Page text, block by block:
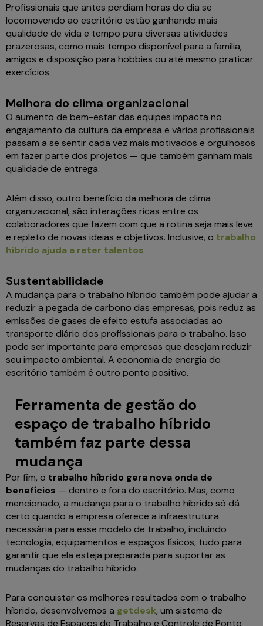
Profissionais que antes perdiam horas do dia se
locomovendo ao escritório estão ganhando mais
qualidade de vida e tempo para diversas atividades
prazerosas, como mais tempo disponível para a família,
amigos e disposição para hobbies ou até mesmo praticar
exercícios.
Melhora do clima organizacional
O aumento de bem-estar das equipes impacta no
engajamento da cultura da empresa e vários profissionais
passam a se sentir cada vez mais motivados e orgulhosos
em fazer parte dos projetos — que também ganham mais
qualidade de entrega.
Além disso, outro benefício da melhora de clima
organizacional, são interações ricas entre os
colaboradores que fazem com que a rotina seja mais leve
e repleto de novas ideias e objetivos. Inclusive, o trabalho
híbrido ajuda a reter talentos
Sustentabilidade
A mudança para o trabalho híbrido também pode ajudar a
reduzir a pegada de carbono das empresas, pois reduz as
emissões de gases de efeito estufa associadas ao
transporte diário dos profissionais para o trabalho. Isso
pode ser importante para empresas que desejam reduzir
seu impacto ambiental. A economia de energia do
escritório também é outro ponto positivo.
Ferramenta de gestão do
espaço de trabalho híbrido
também faz parte dessa
mudança
Por fim, o trabalho híbrido gera nova onda de
benefícios — dentro e fora do escritório. Mas, como
mencionado, a mudança para o trabalho híbrido só dá
certo quando a empresa oferece a infraestrutura
necessária para esse modelo de trabalho, incluindo
tecnologia, equipamentos e espaços físicos, tudo para
garantir que ela esteja preparada para suportar as
mudanças do trabalho híbrido.
Para conquistar os melhores resultados com o trabalho
híbrido, desenvolvemos a getdesk, um sistema de
Reservas de Espaços de Trabalho e Controle de Ponto